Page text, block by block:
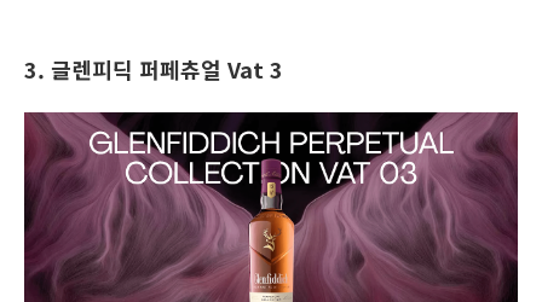
3. 글렌피딕 퍼페츄얼 Vat 3